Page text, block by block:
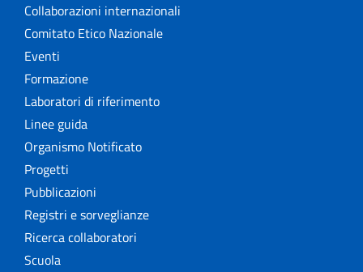
Collaborazioni internazionali
Comitato Etico Nazionale
Eventi
Formazione
Laboratori di riferimento
Linee guida
Organismo Notificato
Progetti
Pubblicazioni
Registri e sorveglianze
Ricerca collaboratori
Scuola